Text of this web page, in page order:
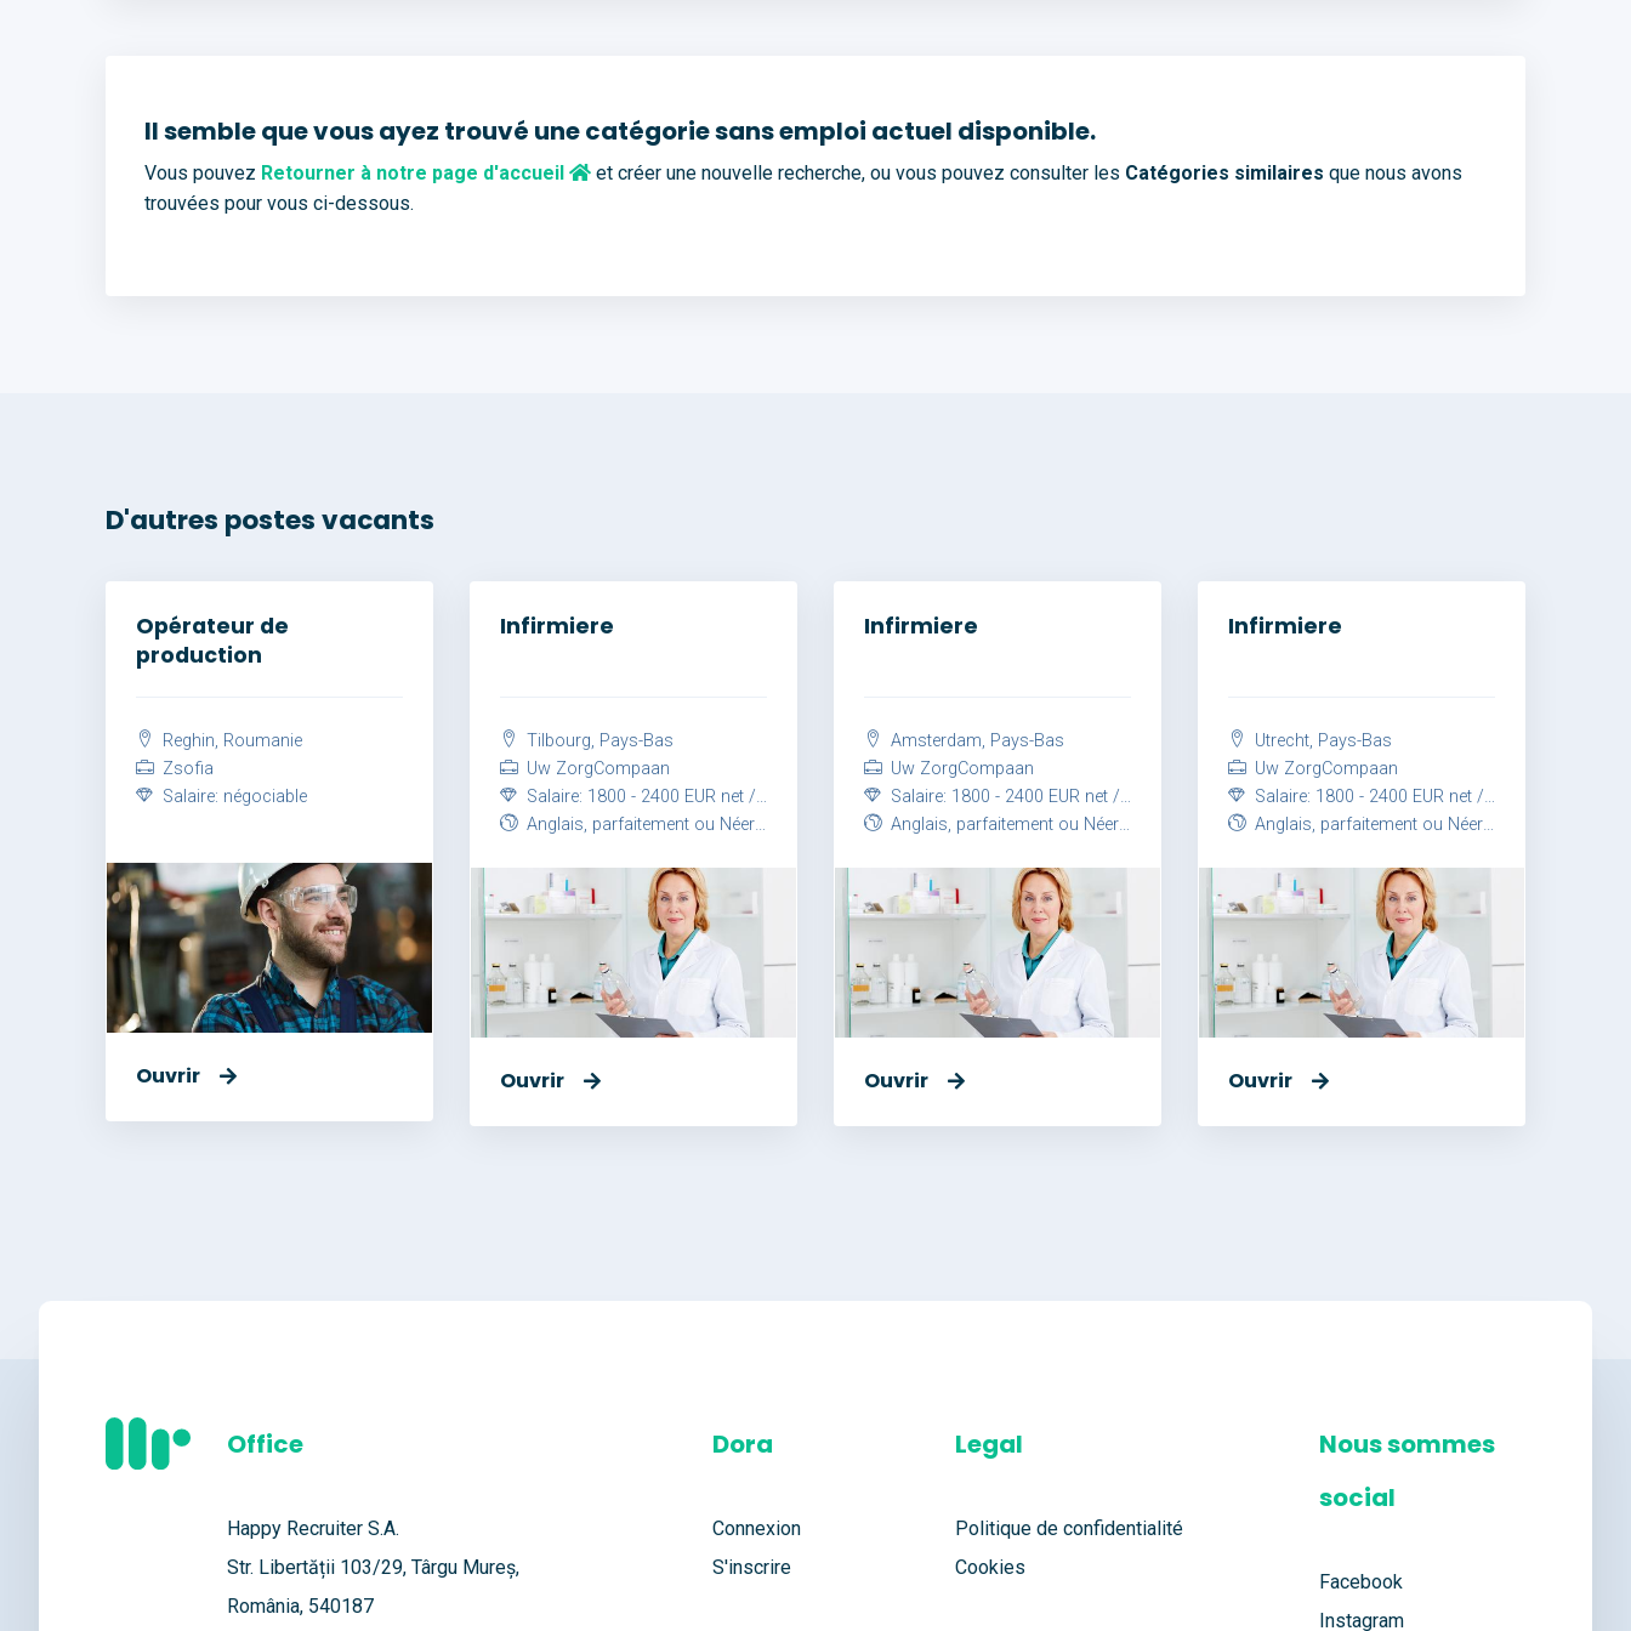
Il semble que vous ayez trouvé une catégorie sans emploi actuel disponible.
Vous pouvez Retourner à notre page d'accueil et créer une nouvelle recherche, ou vous pouvez consulter les Catégories similaires que nous avons
trouvées pour vous ci-dessous.
D'autres postes vacants
Opérateur de
production
Reghin, Roumanie
Zsofia
Salaire: négociable
Ouvrir
Infirmiere
Tilbourg, Pays-Bas
Uw ZorgCompaan
Salaire: 1800 - 2400 EUR net / mois
Anglais, parfaitement ou Néerlandais, parfaitement
Ouvrir
Infirmiere
Amsterdam, Pays-Bas
Uw ZorgCompaan
Salaire: 1800 - 2400 EUR net / mois
Anglais, parfaitement ou Néerlandais, parfaitement
Ouvrir
Infirmiere
Utrecht, Pays-Bas
Uw ZorgCompaan
Salaire: 1800 - 2400 EUR net / mois
Anglais, parfaitement ou Néerlandais, parfaitement
Ouvrir
Office
Happy Recruiter S.A.
Str. Libertății 103/29, Târgu Mureș,
România, 540187
Dora
Connexion
S'inscrire
Legal
Politique de confidentialité
Cookies
Nous sommes
social
Facebook
Instagram